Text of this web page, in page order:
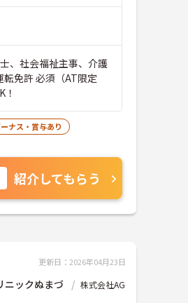
、社会福祉主事、介護
免許 必須（AT限定
！
ナス・賞与あり
紹介してもらう
更新日：2026年04月23日
ニックぬまづ
株式会社AG